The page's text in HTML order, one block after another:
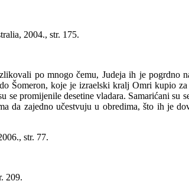
2004., str. 175.
po mnogo čemu, Judeja ih je pogrdno
Šomeron, koje je izraelski kralj Omri kupio
promijenile desetine vladara. Samarićani su
da zajedno učestvuju u obredima, što ih je
str. 77.
209.